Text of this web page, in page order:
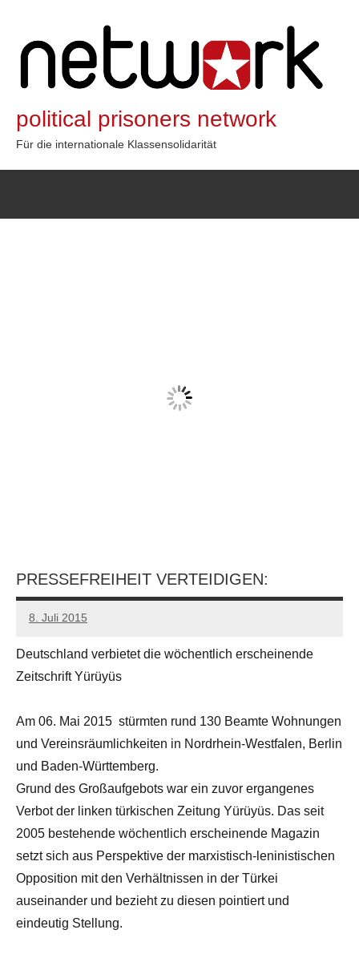
springen
political prisoners network
Für die internationale Klassensolidarität
PRESSEFREIHEIT VERTEIDIGEN:
8. Juli 2015
admin
Deutschland verbietet die wöchentlich erscheinende
Zeitschrift Yürüyüs
Am 06. Mai 2015 stürmten rund 130 Beamte Wohnungen
und Vereinsräumlichkeiten in Nordrhein-Westfalen, Berlin
und Baden-Württemberg.
Grund des Großaufgebots war ein zuvor ergangenes
Verbot der linken türkischen Zeitung Yürüyüs. Das seit
2005 bestehende wöchentlich erscheinende Magazin
setzt sich aus Perspektive der marxistisch-leninistischen
Opposition mit den Verhältnissen in der Türkei
auseinander und bezieht zu diesen pointiert und
eindeutig Stellung.